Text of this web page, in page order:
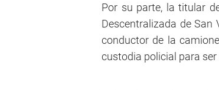
Por su parte, la titular
Descentralizada de San
conductor de la
custodia policial para